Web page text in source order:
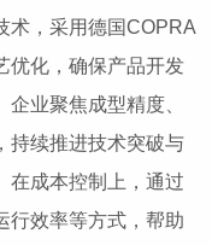
术，采用德国COPRA
优化，确保产品开发
业聚焦成型精度、
持续推进技术突破与
在成本控制上，通过
行效率等方式，帮助